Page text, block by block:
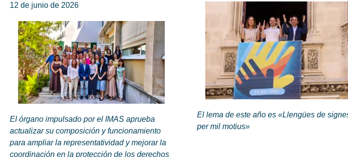
12 de junio de 2026
El órgano impulsado por el IMAS aprueba
actualizar su composición y funcionamiento
para ampliar la representatividad y mejorar la
coordinación en la protección de los derechos
El lema de este año es «Llengües de
per mil motius»